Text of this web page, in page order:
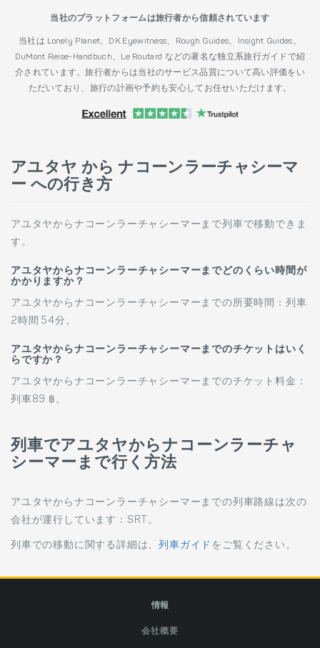
当社のプラットフォームは旅行者から信頼されています
当社は Lonely Planet、DK Eyewitness、Rough Guides、Insight Guides、
DuMont Reise-Handbuch、Le Routard などの著名な独立系旅行ガイドで紹
介されています。旅行者からは当社のサービス品質について高い評価をい
ただいており、旅行の計画や予約も安心してお任せいただけます。
アユタヤ から ナコーンラーチャシーマ
ー への行き方
アユタヤからナコーンラーチャシーマーまで列車で移動できま
す。
アユタヤからナコーンラーチャシーマーまでどのくらい時間が
かかりますか？
アユタヤからナコーンラーチャシーマーまでの所要時間：列車
2時間 54分。
アユタヤからナコーンラーチャシーマーまでのチケットはいく
らですか？
アユタヤからナコーンラーチャシーマーまでのチケット料金：
列車89 ฿。
列車でアユタヤからナコーンラーチャ
シーマーまで行く方法
アユタヤからナコーンラーチャシーマーまでの列車路線は次の
会社が運行しています：SRT。
列車での移動に関する詳細は、列車ガイド をご覧ください。
情報
会社概要